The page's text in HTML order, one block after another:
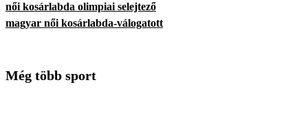
női kosárlabda olimpiai selejtező
magyar női kosárlabda-válogatott
Még több sport